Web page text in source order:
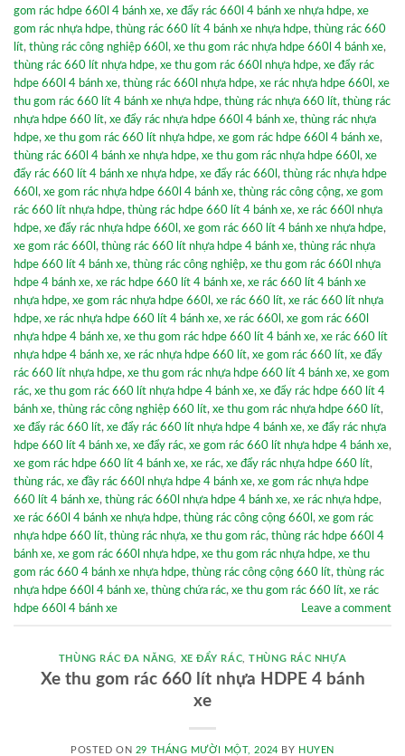
gom rác hdpe 660l 4 bánh xe, xe đẩy rác 660l 4 bánh xe nhựa hdpe, xe
gom rác nhựa hdpe, thùng rác 660 lít 4 bánh xe nhựa hdpe, thùng rác 660
lít, thùng rác công nghiệp 660l , xe thu gom rác nhựa hdpe 660l 4 bánh xe,
thùng rác 660 lít nhựa hdpe, xe thu gom rác 660l nhựa hdpe, xe đẩy rác
hdpe 660l 4 bánh xe, thùng rác 660l nhựa hdpe, xe rác nhựa hdpe 660l , xe
thu gom rác 660 lít 4 bánh xe nhựa hdpe, thùng rác nhựa 660 lít, thùng rác
nhựa hdpe 660 lít, xe đẩy rác nhựa hdpe 660l 4 bánh xe, thùng rác nhựa
hdpe, xe thu gom rác 660 lít nhựa hdpe, xe gom rác hdpe 660l 4 bánh xe,
thùng rác 660l 4 bánh xe nhựa hdpe, xe thu gom rác nhựa hdpe 660l , xe
đẩy rác 660 lít 4 bánh xe nhựa hdpe, xe đẩy rác 660l , thùng rác nhựa hdpe
660l , xe gom rác nhựa hdpe 660l 4 bánh xe, thùng rác công cộng, xe gom
rác 660 lít nhựa hdpe, thùng rác hdpe 660 lít 4 bánh xe, xe rác 660l nhựa
hdpe, xe đẩy rác nhựa hdpe 660l , xe gom rác 660 lít 4 bánh xe nhựa hdpe,
xe gom rác 660l , thùng rác 660 lít nhựa hdpe 4 bánh xe, thùng rác nhựa
hdpe 660 lít 4 bánh xe, thùng rác công nghiệp, xe thu gom rác 660l nhựa
hdpe 4 bánh xe, xe rác hdpe 660 lít 4 bánh xe, xe rác 660 lít 4 bánh xe
nhựa hdpe, xe gom rác nhựa hdpe 660l , xe rác 660 lít, xe rác 660 lít nhựa
hdpe, xe rác nhựa hdpe 660 lít 4 bánh xe, xe rác 660l , xe gom rác 660l
nhựa hdpe 4 bánh xe, xe thu gom rác hdpe 660 lít 4 bánh xe, xe rác 660 lít
nhựa hdpe 4 bánh xe, xe rác nhựa hdpe 660 lít, xe gom rác 660 lít, xe đẩy
rác 660 lít nhựa hdpe, xe thu gom rác nhựa hdpe 660 lít 4 bánh xe, xe gom
rác, xe thu gom rác 660 lít nhựa hdpe 4 bánh xe, xe đẩy rác hdpe 660 lít 4
bánh xe, thùng rác công nghiệp 660 lít, xe thu gom rác nhựa hdpe 660 lít,
xe đẩy rác 660 lít, xe đẩy rác 660 lít nhựa hdpe 4 bánh xe, xe đẩy rác nhựa
hdpe 660 lít 4 bánh xe, xe đẩy rác, xe gom rác 660 lít nhựa hdpe 4 bánh xe,
xe gom rác hdpe 660 lít 4 bánh xe, xe rác, xe đẩy rác nhựa hdpe 660 lít,
thùng rác, xe đầy rác 660l nhựa hdpe 4 bánh xe, xe gom rác nhựa hdpe
660 lít 4 bánh xe, thùng rác 660l nhựa hdpe 4 bánh xe, xe rác nhựa hdpe,
xe rác 660l 4 bánh xe nhựa hdpe, thùng rác công cộng 660l , xe gom rác
nhựa hdpe 660 lít, thùng rác nhựa, xe thu gom rác, thùng rác hdpe 660l 4
bánh xe, xe gom rác 660l nhựa hdpe, xe thu gom rác nhựa hdpe, xe thu
gom rác 660 4 bánh xe nhựa hdpe, thùng rác công cộng 660 lít, thùng rác
nhựa hdpe 660l 4 bánh xe, thùng chứa rác, xe thu gom rác 660 lít, xe rác
hdpe 660l 4 bánh xe
Leave a comment
THÙNG RÁC ĐA NĂNG XE ĐẨY RÁC ,THÙNG RÁC NHỰA
Xe thu gom rác 660 lít nhựa HDPE 4 bánh
xe
POSTED ON 29 THÁNG MƯỜI MỘT, 2024 BY HUYEN